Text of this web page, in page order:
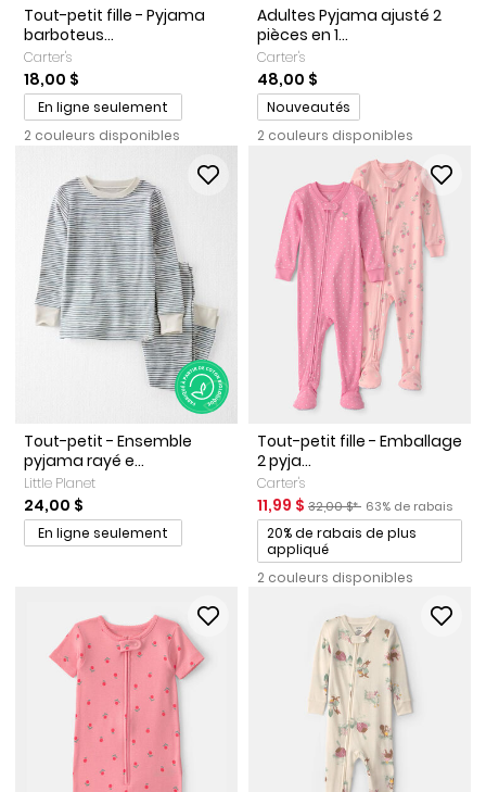
Tout-petit fille - Pyjama
barboteus...
Carter's
18,00 $
En ligne seulement
2 couleurs disponibles
Adultes Pyjama ajusté 2
pièces en 1...
Carter's
48,00 $
Promotions
Nouveautés
2 couleurs disponibles
Tout-petit - Ensemble
pyjama rayé e...
Little Planet
24,00 $
En ligne seulement
Tout-petit fille - Emballage
2 pyja...
Carter's
Prix de solde
11,99 $ Prix ​​de détail suggéré par le
32,00 $* Pourcentage de
63% de rabais
Promotions
20% de rabais de plus
appliqué
2 couleurs disponibles